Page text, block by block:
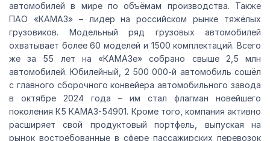
автомобилей в мире по объёмам производства. Также
ПАО «КАМАЗ» – лидер на российском рынке тяжёлых
грузовиков. Модельный ряд грузовых автомобилей
охватывает более 60 моделей и 1500 комплектаций. Всего
же за 55 лет на «КАМАЗе» собрано свыше 2,5 млн
автомобилей. Юбилейный, 2 500 000-й автомобиль сошёл
с главного сборочного конвейера автомобильного завода
в октябре 2024 года – им стал флагман новейшего
поколения К5 КАМАЗ-54901. Кроме того, компания активно
расширяет свой продуктовый портфель, выпуская на
рынок востребованные в сфере пассажирских перевозок